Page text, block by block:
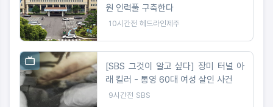
원 인력풀 구축한다
10시간전 헤드라인제주
[SBS 그것이 알고 싶다] 장미 터널 아
래 킬러 - 통영 60대 여성 살인 사건
9시간전 SBS